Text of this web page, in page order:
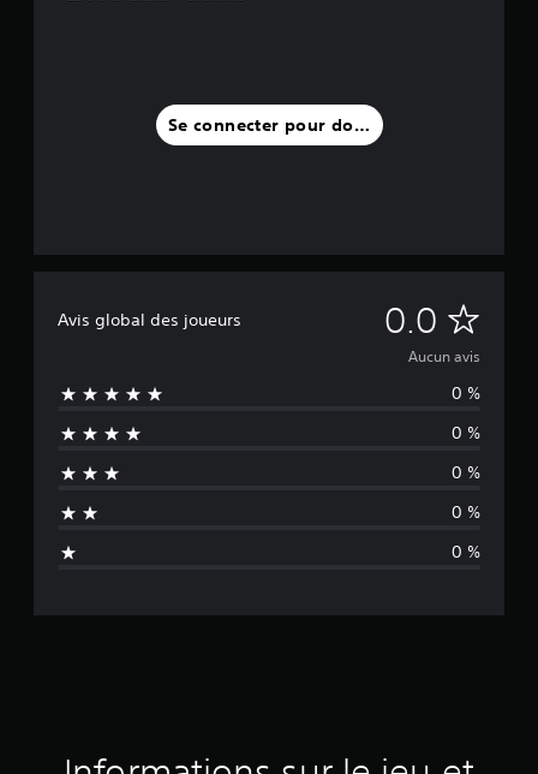
Se connecter pour donner un avis
Avis global des joueurs 0.0 A
u
c
u
n
a
i
Aucun avis
0 %
0 %
0 %
0 %
0 %